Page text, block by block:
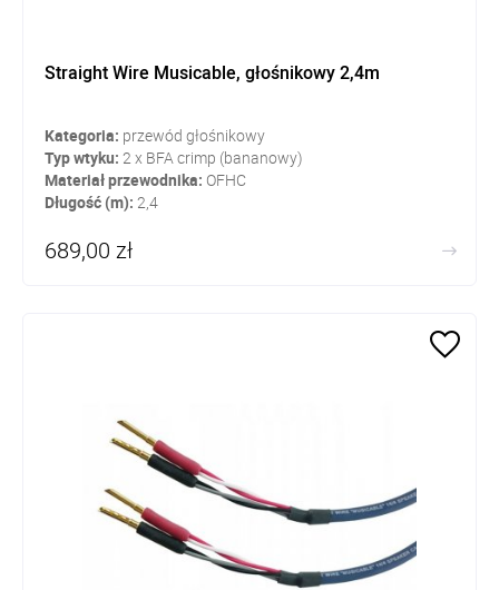
Straight Wire Musicable, głośnikowy 2,4m
Kategoria: przewód głośnikowy
Typ wtyku: 2 x BFA crimp (bananowy)
Materiał przewodnika: OFHC
Długość (m): 2,4
689,00 zł